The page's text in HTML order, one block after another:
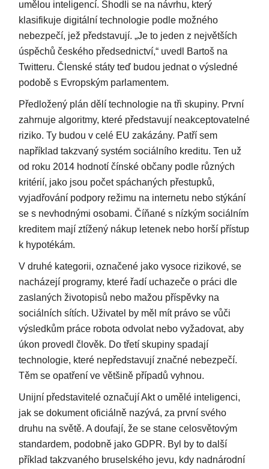
umělou inteligencí. Shodli se na návrhu, který
klasifikuje digitální technologie podle možného
nebezpečí, jež představují. „Je to jeden z největších
úspěchů českého předsednictví,“ uvedl Bartoš na
Twitteru. Členské státy teď budou jednat o výsledné
podobě s Evropským parlamentem.
Předložený plán dělí technologie na tři skupiny. První
zahrnuje algoritmy, které představují neakceptovatelné
riziko. Ty budou v celé EU zakázány. Patří sem
například takzvaný systém sociálního kreditu. Ten už
od roku 2014 hodnotí čínské občany podle různých
kritérií, jako jsou počet spáchaných přestupků,
vyjadřování podpory režimu na internetu nebo stýkání
se s nevhodnými osobami. Číňané s nízkým sociálním
kreditem mají ztížený nákup letenek nebo horší přístup
k hypotékám.
V druhé kategorii, označené jako vysoce rizikové, se
nacházejí programy, které řadí uchazeče o práci dle
zaslaných životopisů nebo mažou příspěvky na
sociálních sítích. Uživatel by měl mít právo se vůči
výsledkům práce robota odvolat nebo vyžadovat, aby
úkon provedl člověk. Do třetí skupiny spadají
technologie, které nepředstavují značné nebezpečí.
Těm se opatření ve většině případů vyhnou.
Unijní představitelé označují Akt o umělé inteligenci,
jak se dokument oficiálně nazývá, za první svého
druhu na světě. A doufají, že se stane celosvětovým
standardem, podobně jako GDPR. Byl by to další
příklad takzvaného bruselského jevu, kdy nadnárodní